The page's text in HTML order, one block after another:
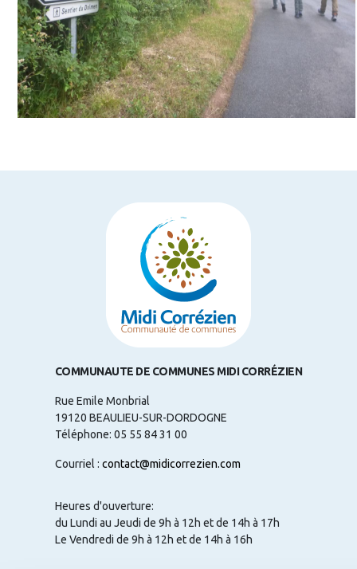
COMMUNAUTE DE COMMUNES MIDI CORRÉZIEN
Rue Emile Monbrial
19120 BEAULIEU-SUR-DORDOGNE
Téléphone: 05 55 84 31 00
Courriel : contact@midicorrezien.com
Heures d'ouverture:
du Lundi au Jeudi de 9h à 12h et de 14h à 17h
Le Vendredi de 9h à 12h et de 14h à 16h